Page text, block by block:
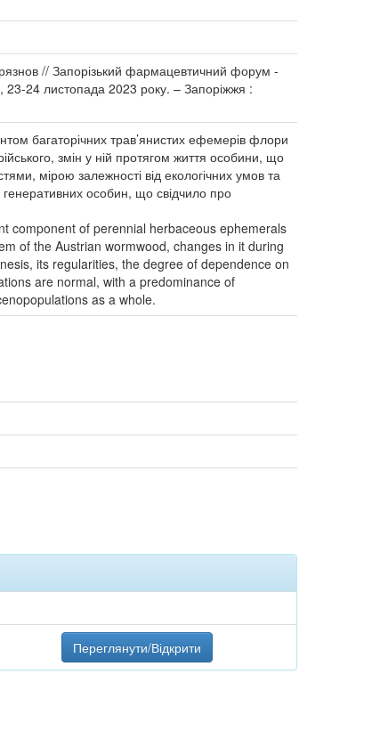
// Запорізький фармацевтичний форум -
23-24 листопада 2023 року. – Запоріжжя :
багаторічних трав’янистих ефемерів флори
змін у ній протягом життя особини, що
мірою залежності від екологічних умов та
особин, що свідчило про
component of perennial herbaceous ephemerals
of the Austrian wormwood, changes in it during
its regularities, the degree of dependence on
are normal, with a predominance of
as a whole.
Переглянути/Відкрити